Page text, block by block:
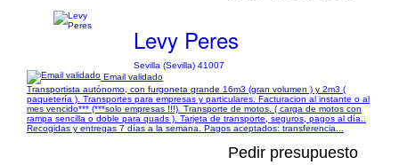
Levy Peres
Sevilla (Sevilla) 41007
Email validado
Transportista autónomo, con furgoneta grande 16m3 (gran volumen ) y 2m3 (
paquetería ). Transportes para empresas y particulares. Facturacion al instante o al
mes vencido*** (***solo empresas !!!). Transporte de motos. ( carga de motos con
rampa sencilla o doble para quads ). Tarjeta de transporte, seguros, pagos al día..
Recogidas y entregas 7 días a la semana. Pagos aceptados: transferencia...
Pedir presupuesto